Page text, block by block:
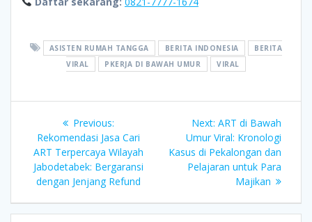
ASISTEN RUMAH TANGGA BERITA INDONESIA
BERITA
VIRAL
PKERJA DI BAWAH UMUR VIRAL
navigation
Previous:Previous
post:
Rekomendasi Jasa Cari
ART Terpercaya Wilayah
Jabodetabek: Bergaransi
dengan Jenjang Refund
Next: Next
post:
ART di Bawah
Umur Viral: Kronologi
Kasus di Pekalongan dan
Pelajaran untuk Para
Majikan